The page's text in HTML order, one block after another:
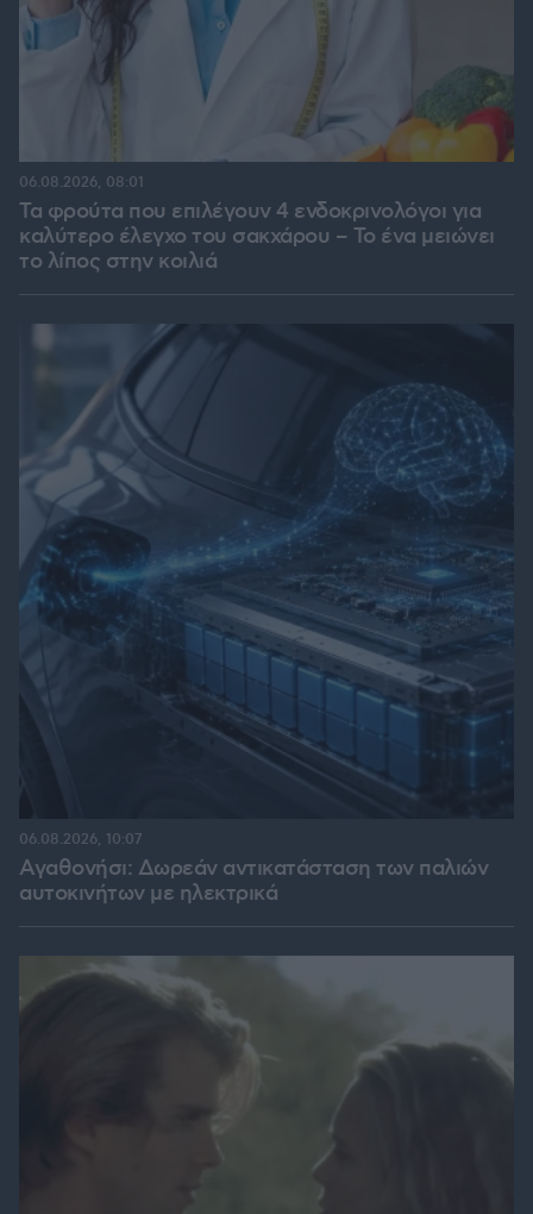
Τα φρούτα που επιλέγουν 4 ενδοκρινολόγοι για
καλύτερο έλεγχο του σακχάρου – Το ένα μειώνει
το λίπος στην κοιλιά
06.08.2026, 08:01
Αγαθονήσι: Δωρεάν αντικατάσταση των παλιών
αυτοκινήτων με ηλεκτρικά
06.08.2026, 10:07